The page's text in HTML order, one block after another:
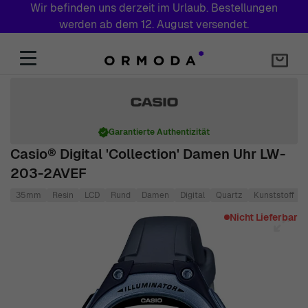
Wir befinden uns derzeit im Urlaub. Bestellungen
werden ab dem 12. August versendet.
Casio® Digital 'Collection' Damen Uhr LW-
203-2AVEF
Garantierte Authentizität
35mm Resin LCD Rund Damen Digital Quartz Kunststoff
Nicht Lieferbar
Click to view image in fullscreen